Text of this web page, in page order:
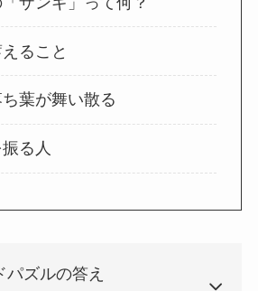
ること
葉が舞い散る
る人
パズルの答え